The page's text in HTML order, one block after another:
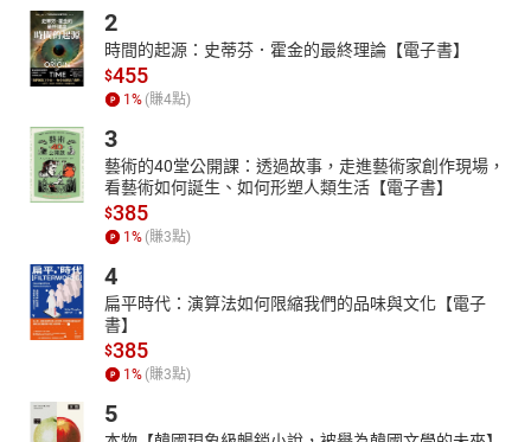
．對自己不樂意做的事，丟不開也放不下，還是會勉強咬牙做下去
．感覺人生失去方向，每天累到爆，卻又好像不知道在忙些什麼
．常喊要運動、要去哪玩，但往往計畫趕不上變化，一直在原地踏
步
成生活和工作上的大小事。但你知道，什麼是高效真正的目的嗎？
“不是為了要成就更多，而是為了要擁有美好的生活。”
「生活中的心理學博士」黃揚名在書中開宗明義告訴讀者：高效並
不是在同樣的時間完成很多事情，而是好好把自己想做的事情做
好，然後熱情地擁抱你的生活。除了分享一些他常用的高效工作法
則，列舉有科學實證支持的成功經驗之外，他也逐一剖析自己失敗
的經歷，具體提出實踐高效人生的各種方法，並在每篇的最後闢出
一塊思考空間，引導讀者反思，再根據不同的情況，對應解方去執
行、觀察與調整，從心理學觀點一一點出實際可行的解決之道。
空想無益，只有自己真正試過，才能體會心理學原來這麼好用！想
清楚你為什麼要當一個高效的人，確認自己對人生的規劃，想要成
2
時間的起源：史蒂芬．霍金的最終理論【電子書】
$455
1 % (賺4點)
3
藝術的40堂公開課：透過故事，走進藝術家創作現場，
看藝術如何誕生、如何形塑人類生活【電子書】
$385
1 % (賺3點)
4
扁平時代：演算法如何限縮我們的品味與文化【電子
書】
$385
1 % (賺3點)
5